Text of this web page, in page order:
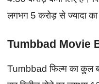
लगभग 5 करोड़ से ज्यादा
Tumbbad Movie
Tumbbad फिल्म का कुल